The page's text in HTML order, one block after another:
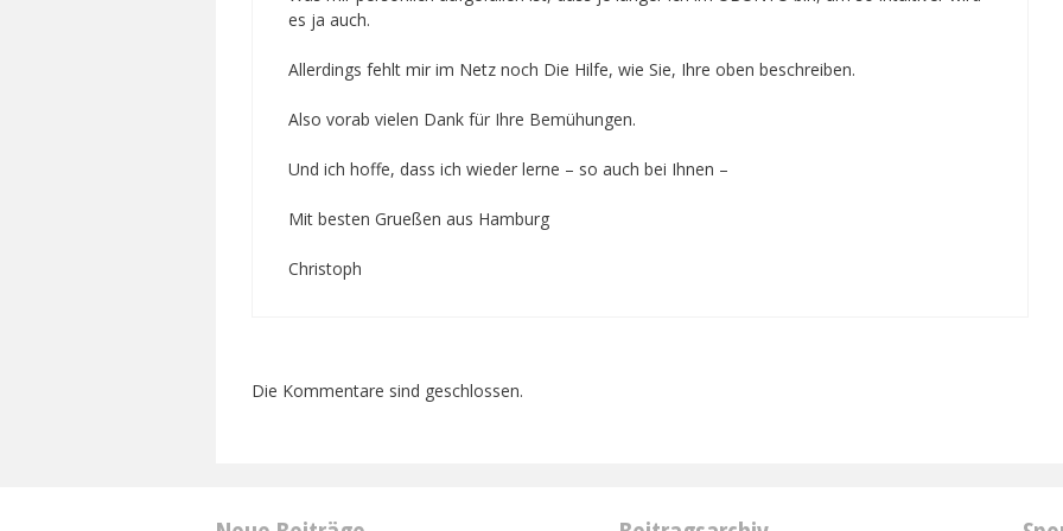
es ja auch.
Allerdings fehlt mir im Netz noch Die Hilfe, wie Sie, Ihre oben beschreiben.
Also vorab vielen Dank für Ihre Bemühungen.
Und ich hoffe, dass ich wieder lerne – so auch bei Ihnen –
Mit besten Grueßen aus Hamburg
Christoph
Die Kommentare sind geschlossen.